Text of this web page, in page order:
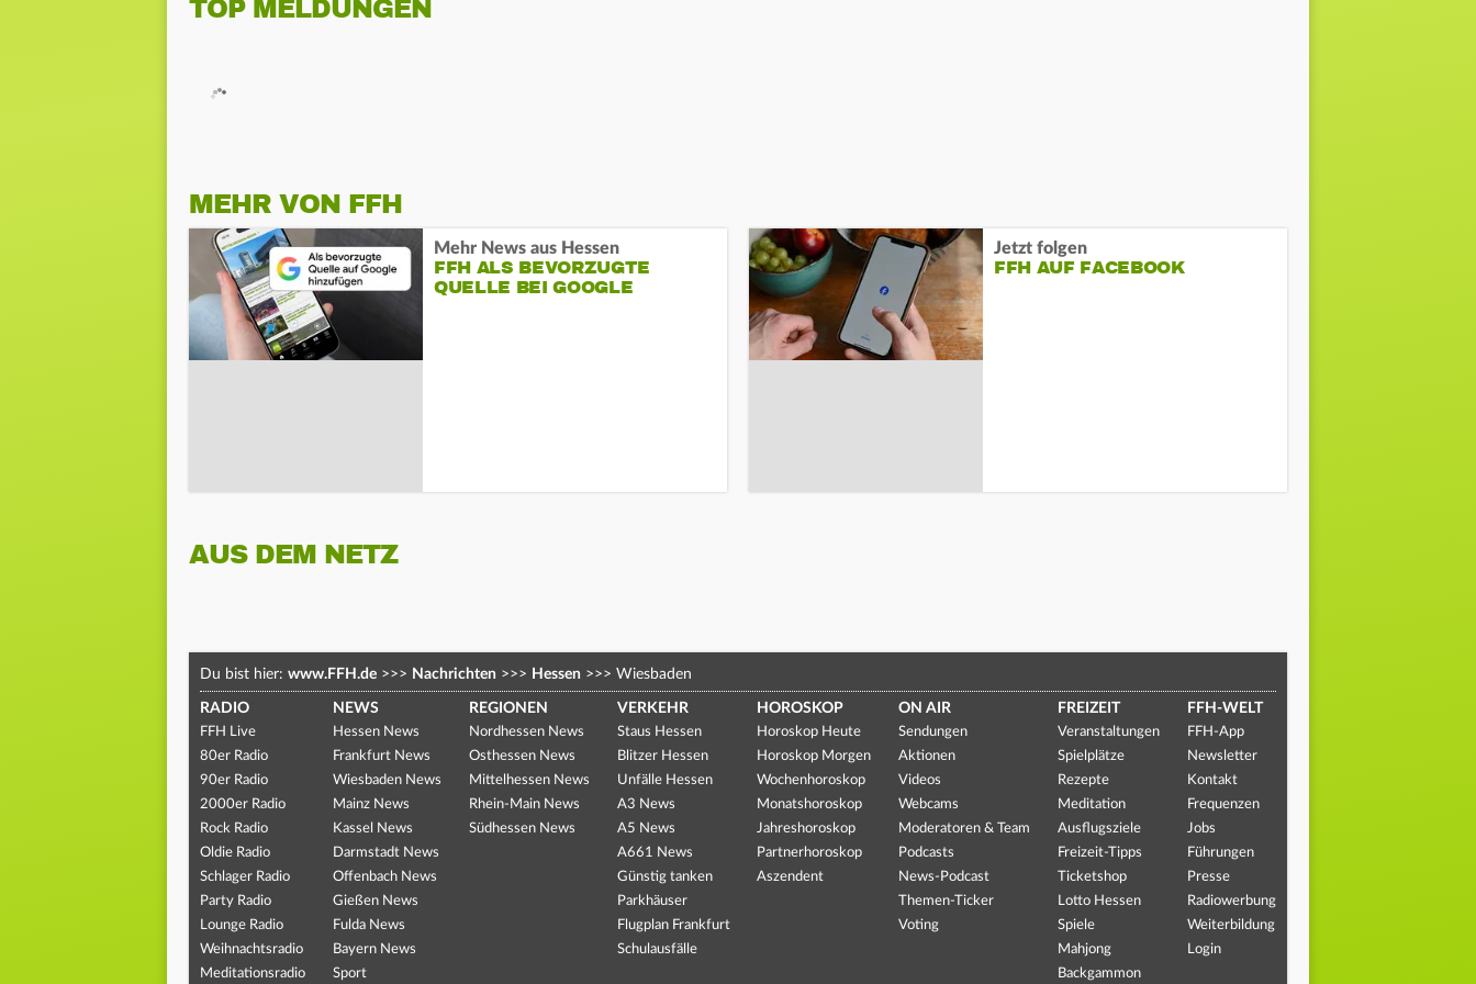
TOP MELDUNGEN
MEHR VON FFH
Mehr News aus Hessen
FFH ALS BEVORZUGTE
QUELLE BEI GOOGLE
Jetzt folgen
FFH AUF FACEBOOK
AUS DEM NETZ
Du bist hier: www.FFH.de >>> Nachrichten >>> Hessen >>> Wiesbaden
RADIO
FFH Live
80er Radio
90er Radio
2000er Radio
Rock Radio
Oldie Radio
Schlager Radio
Party Radio
Lounge Radio
Weihnachtsradio
Meditationsradio
NEWS
Hessen News
Frankfurt News
Wiesbaden News
Mainz News
Kassel News
Darmstadt News
Offenbach News
Gießen News
Fulda News
Bayern News
Sport
REGIONEN
Nordhessen News
Osthessen News
Mittelhessen News
Rhein-Main News
Südhessen News
VERKEHR
Staus Hessen
Blitzer Hessen
Unfälle Hessen
A3 News
A5 News
A661 News
Günstig tanken
Parkhäuser
Flugplan Frankfurt
Schulausfälle
HOROSKOP
Horoskop Heute
Horoskop Morgen
Wochenhoroskop
Monatshoroskop
Jahreshoroskop
Partnerhoroskop
Aszendent
ON AIR
Sendungen
Aktionen
Videos
Webcams
Moderatoren & Team
Podcasts
News-Podcast
Themen-Ticker
Voting
FREIZEIT
Veranstaltungen
Spielplätze
Rezepte
Meditation
Ausflugsziele
Freizeit-Tipps
Ticketshop
Lotto Hessen
Spiele
Mahjong
Backgammon
FFH-WELT
FFH-App
Newsletter
Kontakt
Frequenzen
Jobs
Führungen
Presse
Radiowerbung
Weiterbildung
Login